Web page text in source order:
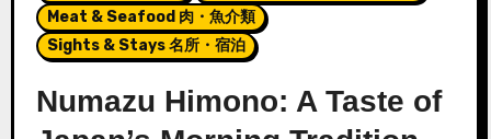
Meat & Seafood 肉・魚介類
Sights & Stays 名所・宿泊
Numazu Himono: A Taste of